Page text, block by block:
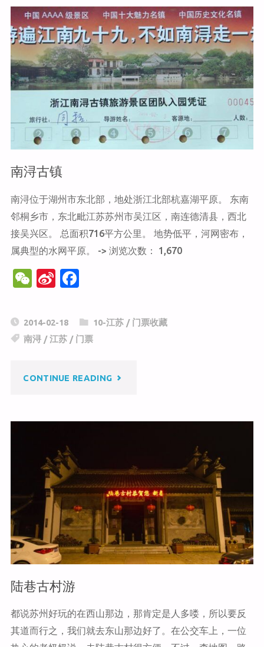
古
镇
游"
南浔古镇
南浔位于湖州市东北部，地处浙江北部杭嘉湖平原。 东南
邻桐乡市，东北毗江苏苏州市吴江区，南连德清县，西北
接吴兴区。 总面积716平方公里。 地势低平，河网密布，
属典型的水网平原。 -> 浏览次数： 1,670
W
C
h
Si
a
W
b
c
e
o
2014-02-18 10-江苏/ 门票收藏
南浔 /江苏 / 门票
CONTINUE READING"南
陆巷古村游
都说苏州好玩的在西山那边，那肯定是人多喽，所以要反
其道而行之，我们就去东山那边好了。在公交车上，一位